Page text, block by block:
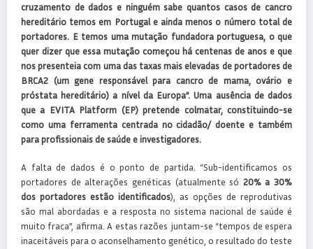
cruzamento de dados e ninguém sabe quantos casos de cancro
hereditário temos em Portugal e ainda menos o número total de
portadores. E temos uma mutação fundadora portuguesa, o que
quer dizer que essa mutação começou há centenas de anos e que
nos presenteia com uma das taxas mais elevadas de portadores de
BRCA2 (um gene responsável para cancro de mama, ovário e
próstata hereditário) a nível da Europa”. Uma ausência de dados
que a EVITA Platform (EP) pretende colmatar, constituindo-se
como uma ferramenta centrada no cidadão/ doente e também
para profissionais de saúde e investigadores.
A falta de dados é o ponto de partida. “Sub-identificamos os
portadores de alterações genéticas (atualmente só 20% a 30%
dos portadores estão identificados), as opções de reprodutivas
são mal abordadas e a resposta no sistema nacional de saúde é
muito fraca”, afirma. A estas razões juntam-se “tempos de espera
inaceitáveis para o aconselhamento genético, o resultado do teste